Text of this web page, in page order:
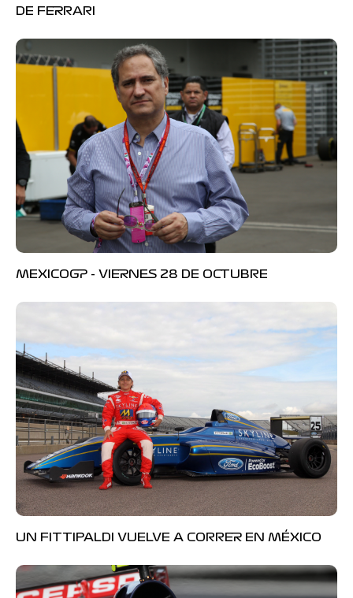
DE FERRARI
MEXICOGP - VIERNES 28 DE OCTUBRE
UN FITTIPALDI VUELVE A CORRER EN MÉXICO